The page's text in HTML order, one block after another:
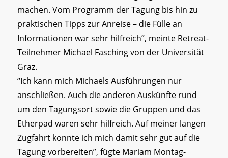
machen. Vom Programm der Tagung bis hin zu
praktischen Tipps zur Anreise – die Fülle an
Informationen war sehr hilfreich”, meinte Retreat-
Teilnehmer Michael Fasching von der Universität
Graz.
“Ich kann mich Michaels Ausführungen nur
anschließen. Auch die anderen Auskünfte rund
um den Tagungsort sowie die Gruppen und das
Etherpad waren sehr hilfreich. Auf meiner langen
Zugfahrt konnte ich mich damit sehr gut auf die
Tagung vorbereiten”, fügte Mariam Montag-